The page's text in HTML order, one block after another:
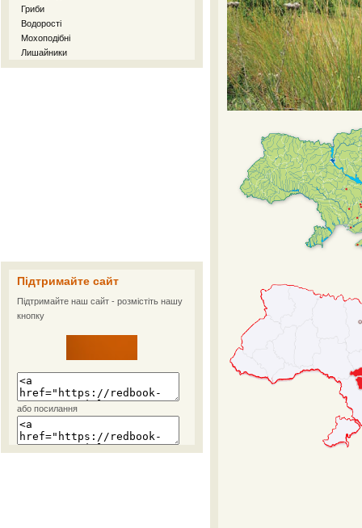
Гриби
Водорості
Мохоподібні
Лишайники
Підтримайте сайт
Підтримайте наш сайт - розмістіть нашу
кнопку
або посилання